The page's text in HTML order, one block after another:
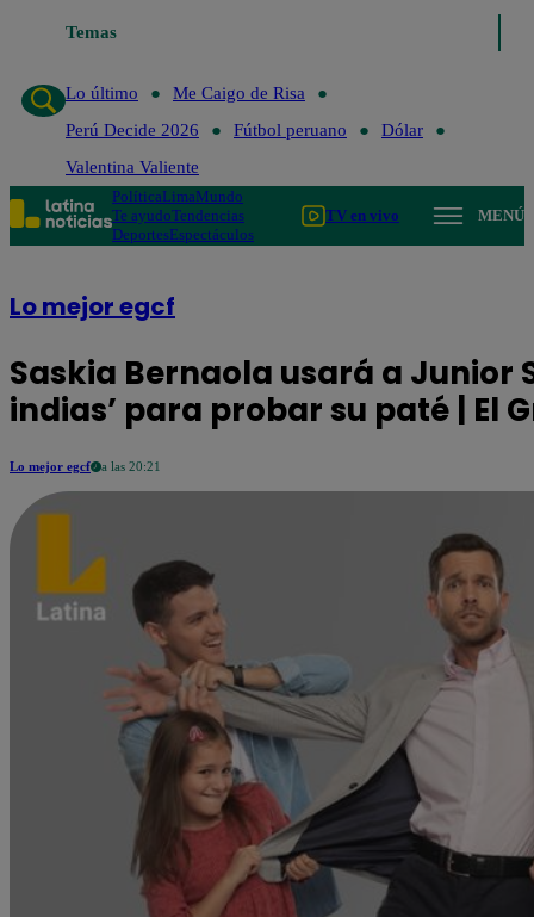
Temas
Perú Decide 2026
Lo último
Me Caigo de Risa
Perú Decide 2026
Fútbol peruano
Dólar
Valentina Valiente
PolíticaLimaMundo
Te ayudoTendencias
DeportesEspectáculos
TV en vivo MENÚ
Lo mejor egcf
Saskia Bernaola usará a Junior
indias’ para probar su paté | El
Lo mejor egcf a las 20:21